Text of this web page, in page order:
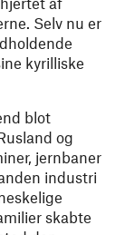
Selv nu er
kyrilliske
blot
og
jernbaner
industri
skabte